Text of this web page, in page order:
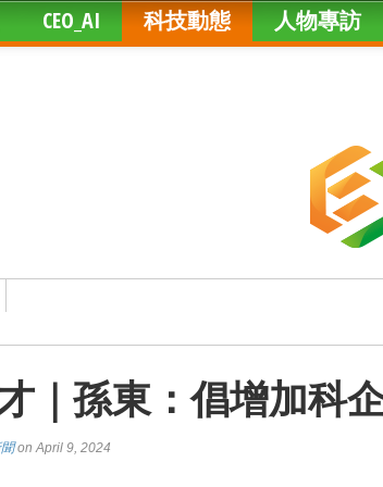
CEO_AI 科技動態 人物專訪
｜孫東：倡增加科
on April 9, 2024